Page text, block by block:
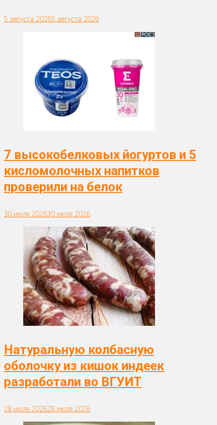
5 августа 20265 августа 2026
7 высокобелковых йогуртов и 5
кисломолочных напитков
проверили на белок
30 июля 202630 июля 2026
Натуральную колбасную
оболочку из кишок индеек
разработали во ВГУИТ
28 июля 202628 июля 2026